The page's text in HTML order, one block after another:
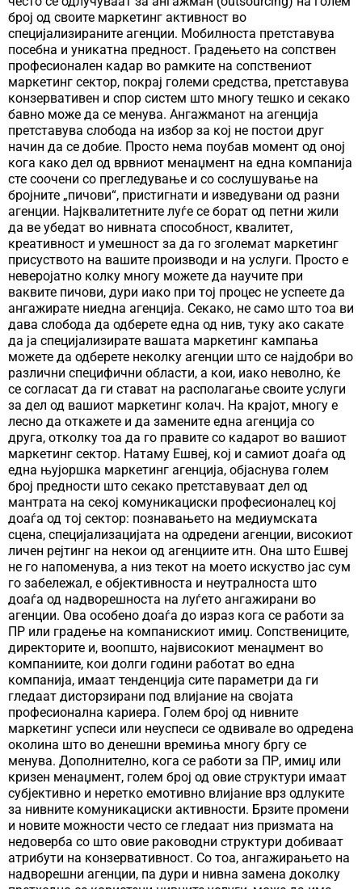
број од своите маркетинг активност во
специјализираните агенции. Мобилноста претставува
посебна и уникатна предност. Градењето на сопствен
професионален кадар во рамките на сопствениот
маркетинг сектор, покрај големи средства, претставува
конзервативен и спор систем што многу тешко и секако
бавно може да се менува. Ангажманот на агенција
претставува слобода на избор за кој не постои друг
начин да се добие. Просто нема поубав момент од оној
кога како дел од врвниот менаџмент на една компанија
сте соочени со прегледување и со сослушување на
бројните „пичови“, пристигнати и изведувани од разни
агенции. Најквалитетните луѓе се борат од петни жили
да ве убедат во нивната способност, квалитет,
креативност и умешност за да го зголемат маркетинг
присуството на вашите производи и на услуги. Просто е
неверојатно колку многу можете да научите при
ваквите пичови, дури иако при тој процес не успеете да
ангажирате ниедна агенција. Секако, не само што тоа ви
дава слобода да одберете една од нив, туку ако сакате
да ја специјализирате вашата маркетинг кампања
можете да одберете неколку агенции што се најдобри во
различни специфични области, а кои, иако неволно, ќе
се согласат да ги стават на располагање своите услуги
за дел од вашиот маркетинг колач. На крајот, многу е
лесно да откажете и да замените една агенција со
друга, отколку тоа да го правите со кадарот во вашиот
маркетинг сектор. Натаму Ешвеј, кој и самиот доаѓа од
една њујоршка маркетинг агенција, објаснува голем
број предности што секако претставуваат дел од
мантрата на секој комуникациски професионалец кој
доаѓа од тој сектор: познавањето на медиумската
сцена, специјализацијата на одредени агенции, високиот
личен рејтинг на некои од агенциите итн. Она што Ешвеј
не го напоменува, а низ текот на моето искуство јас сум
го забележал, е објективноста и неутралноста што
доаѓа од надворешноста на луѓето ангажирани во
агенции. Ова особено доаѓа до израз кога се работи за
ПР или градење на компанискиот имиџ. Сопствениците,
директорите и, воопшто, највисокиот менаџмент во
компаниите, кои долги години работат во една
компанија, имаат тенденција сите параметри да ги
гледаат дисторзирани под влијание на својата
професионална кариера. Голем број од нивните
маркетинг успеси или неуспеси се одвивале во одредена
околина што во денешни времиња многу бргу се
менува. Дополнително, кога се работи за ПР, имиџ или
кризен менаџмент, голем број од овие структури имаат
субјективно и неретко емотивно влијание врз одлуките
за нивните комуникациски активности. Брзите промени
и новите можности често се гледаат низ призмата на
недоверба со што овие раководни структури добиваат
атрибути на конзервативност. Со тоа, ангажирањето на
надворешни агенции, па дури и нивна замена доколку